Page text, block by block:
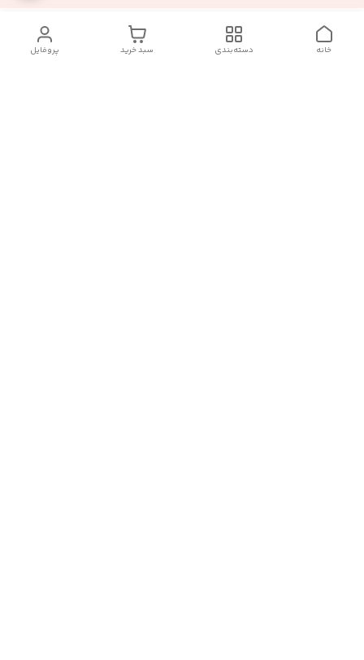
پروفایل سبد خرید دسته‌بندی خانه